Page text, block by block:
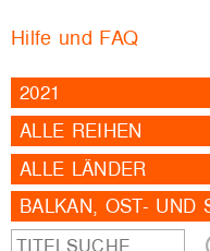
Hilfe und FAQ
2021
ALLE REIHEN
ALLE LÄNDER
BALKAN, OST- UND